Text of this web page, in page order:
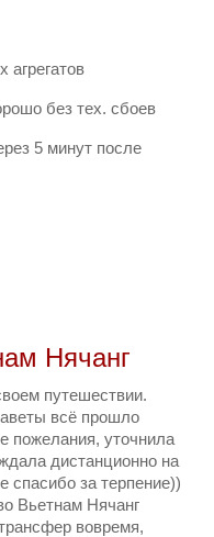
агрегатов
без тех. сбоев
5 минут после
Нячанг
путешествии.
всё прошло
пожелания, уточнила
дистанционно на
спасибо за терпение))
Вьетнам Нячанг
вовремя,